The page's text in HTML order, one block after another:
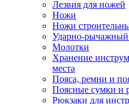
Лезвия для ножей
Ножи
Ножи
Ударно-рычажный
Молотки
Хранение
места
Пояса, ремни и
Поясные сумки и
Рюкзаки для